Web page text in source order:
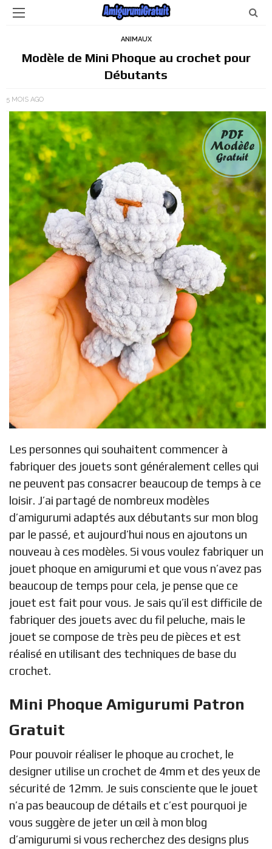
ANIMAUX
Modèle de Mini Phoque au crochet pour
Débutants
5 MOIS AGO
Les personnes qui souhaitent commencer à
fabriquer des jouets sont généralement celles qui
ne peuvent pas consacrer beaucoup de temps à ce
loisir. J’ai partagé de nombreux modèles
d’amigurumi adaptés aux débutants sur mon blog
par le passé, et aujourd’hui nous en ajoutons un
nouveau à ces modèles. Si vous voulez fabriquer un
jouet phoque en amigurumi et que vous n’avez pas
beaucoup de temps pour cela, je pense que ce
jouet est fait pour vous. Je sais qu’il est difficile de
fabriquer des jouets avec du fil peluche, mais le
jouet se compose de très peu de pièces et est
réalisé en utilisant des techniques de base du
crochet.
Mini Phoque Amigurumi Patron
Gratuit
Pour pouvoir réaliser le phoque au crochet, le
designer utilise un crochet de 4mm et des yeux de
sécurité de 12mm. Je suis consciente que le jouet
n’a pas beaucoup de détails et c’est pourquoi je
vous suggère de jeter un œil à mon blog
d’amigurumi si vous recherchez des designs plus